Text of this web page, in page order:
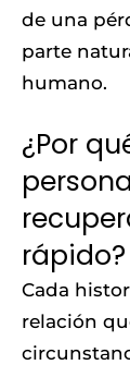
de una
parte
humano.
¿Por
rápido?
Cada
relación